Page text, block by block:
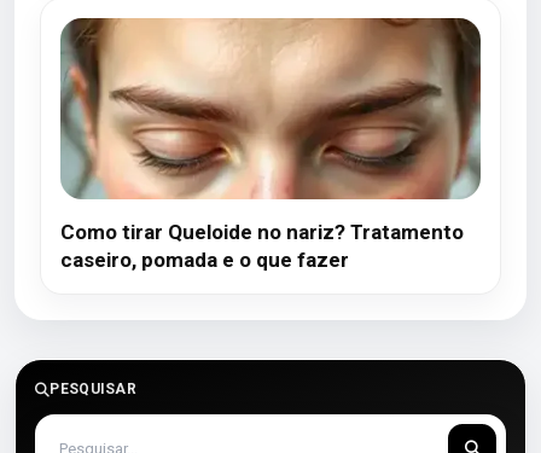
Como tirar Queloide no nariz? Tratamento
caseiro, pomada e o que fazer
PESQUISAR